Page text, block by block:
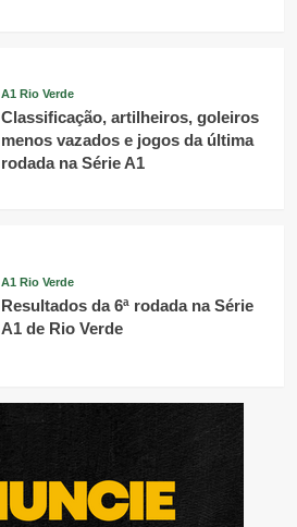
A1 Rio Verde
Classificação, artilheiros, goleiros
menos vazados e jogos da última
rodada na Série A1
A1 Rio Verde
Resultados da 6ª rodada na Série
A1 de Rio Verde